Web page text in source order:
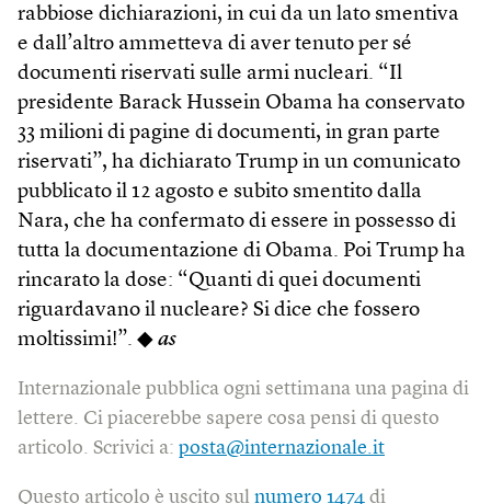
rabbiose dichiarazioni, in cui da un lato smentiva
e dall’altro ammetteva di aver tenuto per sé
documenti riservati sulle armi nucleari. “Il
presidente Barack Hussein Obama ha conservato
33 milioni di pagine di documenti, in gran parte
riservati”, ha dichiarato Trump in un comunicato
pubblicato il 12 agosto e subito smentito dalla
Nara, che ha confermato di essere in possesso di
tutta la documentazione di Obama. Poi Trump ha
rincarato la dose: “Quanti di quei documenti
riguardavano il nucleare? Si dice che fossero
moltissimi!”. ◆ as
Internazionale pubblica ogni settimana una pagina di
lettere. Ci piacerebbe sapere cosa pensi di questo
articolo. Scrivici a: posta@internazionale.it
Questo articolo è uscito sul numero 1474 di